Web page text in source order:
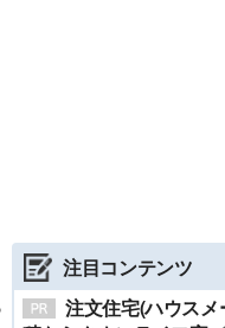
注目コンテンツ
注文住宅(ハウス